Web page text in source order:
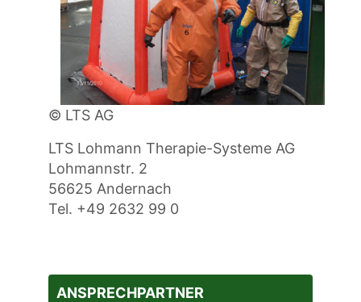
© LTS AG
LTS Lohmann Therapie-Systeme AG
Lohmannstr. 2
56625 Andernach
Tel. +49 2632 99 0
ANSPRECHPARTNER